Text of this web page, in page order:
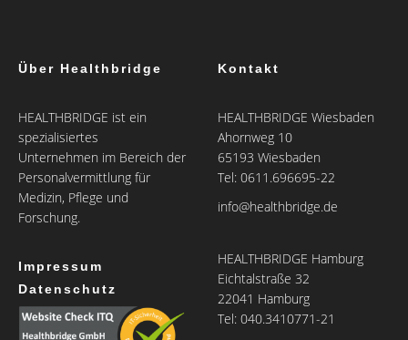
Über Healthbridge
HEALTHBRIDGE ist ein
spezialisiertes
Unternehmen im Bereich der
Personalvermittlung für
Medizin, Pflege und
Forschung.
Impressum
Datenschutz
Kontakt
HEALTHBRIDGE Wiesbaden
Ahornweg 10
65193 Wiesbaden
Tel: 0611.696695-22
info@healthbridge.de
HEALTHBRIDGE Hamburg
Eichtalstraße 32
22041 Hamburg
Tel: 040.3410771-21